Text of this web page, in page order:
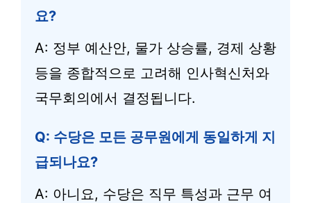
요?
A: 정부 예산안, 물가 상승률, 경제 상황
등을 종합적으로 고려해 인사혁신처와
국무회의에서 결정됩니다.
Q: 수당은 모든 공무원에게 동일하게 지
급되나요?
A: 아니요, 수당은 직무 특성과 근무 여